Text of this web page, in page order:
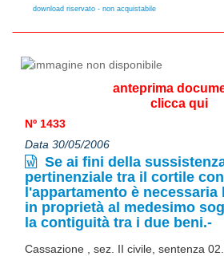
download riservato - non acquistabile
anteprima
clicca qui
Nº 1433
Data 30/05/2006
Se ai fini della
pertinenziale tra il cortile
l'appartamento è necessaria
in proprietà al medesimo
la contiguità tra i due beni.-
Cassazione , sez. II civile, sentenza